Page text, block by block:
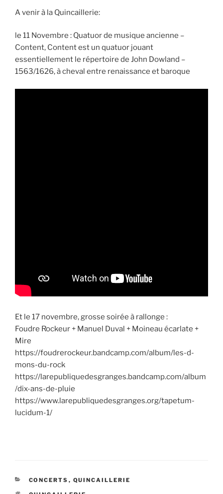
A venir à la Quincaillerie:
le 11 Novembre : Quatuor de musique ancienne –
Content, Content est un quatuor jouant
essentiellement le répertoire de John Dowland –
1563/1626, à cheval entre renaissance et baroque
Et le 17 novembre, grosse soirée à rallonge :
Foudre Rockeur + Manuel Duval + Moineau écarlate +
Mire
https://foudrerockeur.bandcamp.com/album/les-d-
mons-du-rock
https://larepubliquedesgranges.bandcamp.com/album
/dix-ans-de-pluie
https://www.larepubliquedesgranges.org/tapetum-
lucidum-1/
CATÉGORIES
CONCERTS , QUINCAILLERIE